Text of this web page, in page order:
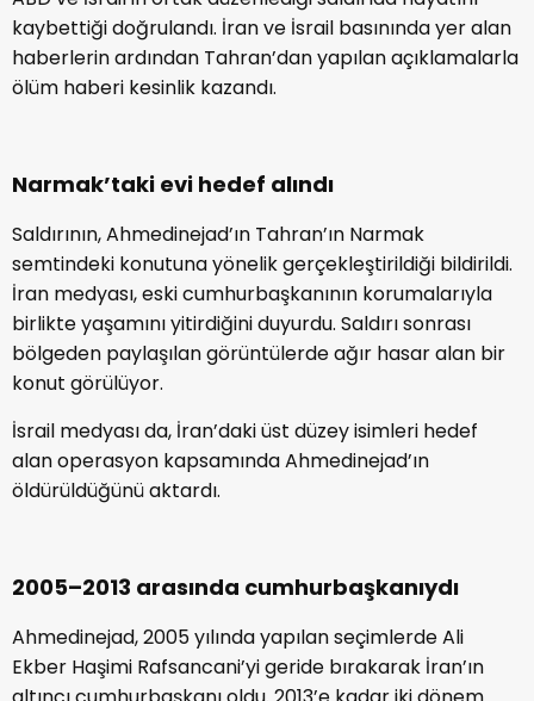
kaybettiği doğrulandı. İran ve İsrail basınında yer alan
haberlerin ardından Tahran’dan yapılan açıklamalarla
ölüm haberi kesinlik kazandı.
Narmak’taki evi hedef alındı
Saldırının, Ahmedinejad’ın Tahran’ın Narmak
semtindeki konutuna yönelik gerçekleştirildiği bildirildi.
İran medyası, eski cumhurbaşkanının korumalarıyla
birlikte yaşamını yitirdiğini duyurdu. Saldırı sonrası
bölgeden paylaşılan görüntülerde ağır hasar alan bir
konut görülüyor.
İsrail medyası da, İran’daki üst düzey isimleri hedef
alan operasyon kapsamında Ahmedinejad’ın
öldürüldüğünü aktardı.
2005–2013 arasında cumhurbaşkanıydı
Ahmedinejad, 2005 yılında yapılan seçimlerde Ali
Ekber Haşimi Rafsancani’yi geride bırakarak İran’ın